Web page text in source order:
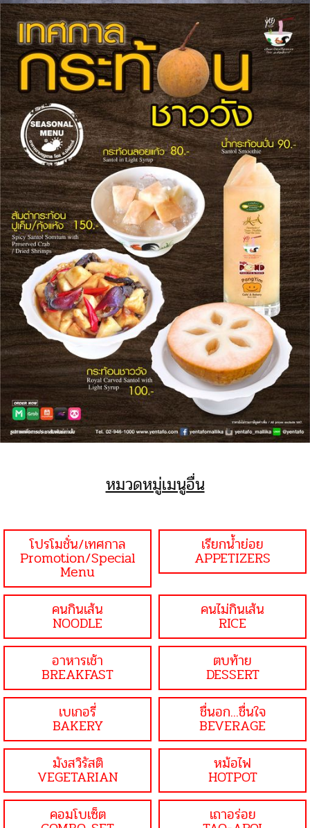
หมวดหมู่เมนูอื่น
โปรโมชั่น/เทศกาล
Promotion/Special
Menu
เรียกน้ำย่อย
APPETIZERS
คนกินเส้น
NOODLE
คนไม่กินเส้น
RICE
อาหารเช้า
BREAKFAST
ตบท้าย
DESSERT
เบเกอรี่
BAKERY
ชื่นอก...ชื่นใจ
BEVERAGE
มังสวิรัสติ
VEGETARIAN
หม้อไฟ
HOTPOT
คอมโบเซ็ต
เถาอร่อย